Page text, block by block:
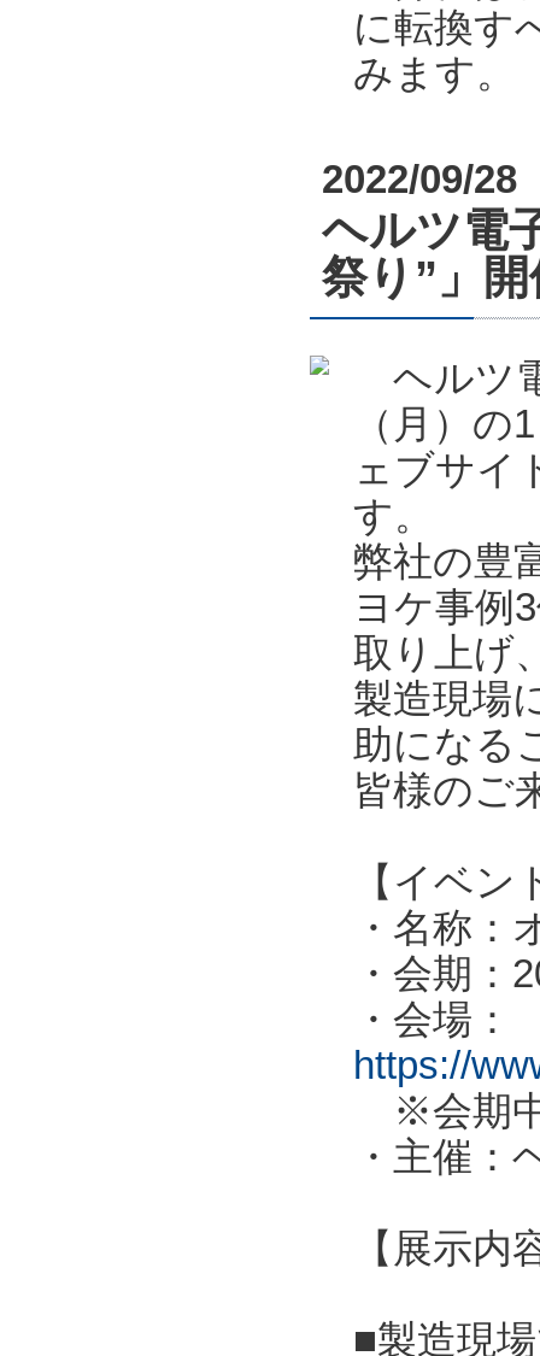
に転換す
みます。
2022/09/28
ヘルツ電
祭り”」
ヘルツ
（月）
ェブサイ
す。
弊社の豊
ヨケ事例
取り上げ
製造現場
助になる
皆様のご
【イベン
・名称
・会期：
・会場：
https://
※会期中
・主催：
【展示内
■製造現